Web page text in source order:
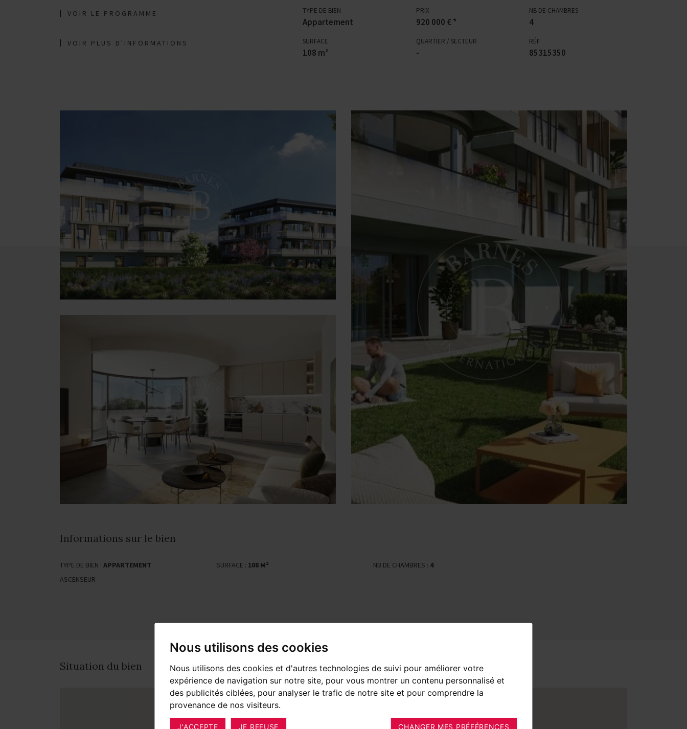
Nous utilisons des cookies
Nous utilisons des cookies et d'autres technologies de suivi pour améliorer votre
expérience de navigation sur notre site, pour vous montrer un contenu personnalisé et
des publicités ciblées, pour analyser le trafic de notre site et pour comprendre la
provenance de nos visiteurs.
J'ACCEPTE JE REFUSE CHANGER MES PRÉFÉRENCES
VOIR LE PROGRAMME
VOIR PLUS D'INFORMATIONS
TYPE DE BIEN
Appartement
PRIX
920 000 € *
NB DE CHAMBRES
4
SURFACE
108 m²
QUARTIER / SECTEUR
-
RÉF
85315350
Informations sur le bien
TYPE DE BIEN : APPARTEMENT SURFACE : 108 M² NB DE CHAMBRES : 4
ASCENSEUR
Situation du bien